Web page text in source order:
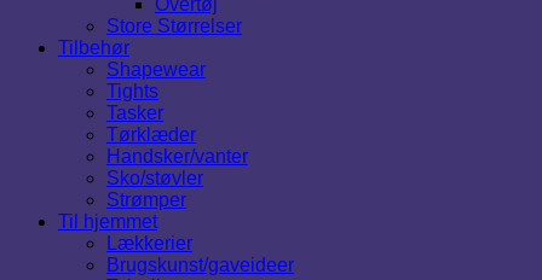
Overtøj
Store Størrelser
Tilbehør
Shapewear
Tights
Tasker
Tørklæder
Handsker/vanter
Sko/støvler
Strømper
Til hjemmet
Lækkerier
Brugskunst/gaveideer